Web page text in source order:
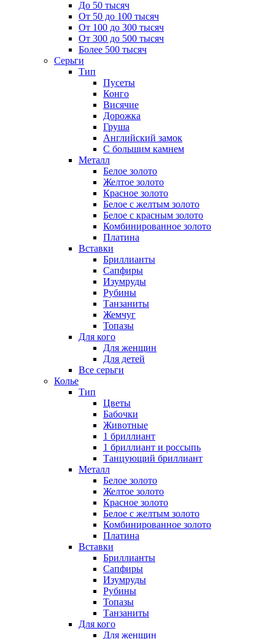
До 50 тысяч
От 50 до 100 тысяч
От 100 до 300 тысяч
От 300 до 500 тысяч
Более 500 тысяч
Серьги
Тип
Пусеты
Конго
Висячие
Дорожка
Груша
Английский замок
С большим камнем
Металл
Белое золото
Желтое золото
Красное золото
Белое с желтым золото
Белое с красным золото
Комбинированное золото
Платина
Вставки
Бриллианты
Сапфиры
Изумруды
Рубины
Танзаниты
Жемчуг
Топазы
Для кого
Для женщин
Для детей
Все серьги
Колье
Тип
Цветы
Бабочки
Животные
1 бриллиант
1 бриллиант и россыпь
Танцующий бриллиант
Металл
Белое золото
Желтое золото
Красное золото
Белое с желтым золото
Комбинированное золото
Платина
Вставки
Бриллианты
Сапфиры
Изумруды
Рубины
Топазы
Танзаниты
Для кого
Для женщин